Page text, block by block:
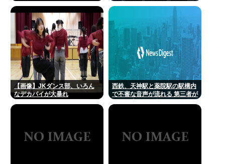
【画像】JKダンス部、いろん
なデカパイが大暴れ
西鉄、天神駅と薬院駅の駅構内
で不審な音声が流れる 第三者が